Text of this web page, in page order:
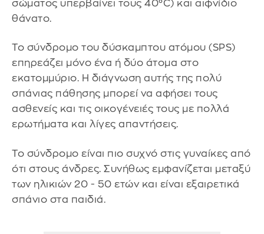
σώματος υπερβαίνει τους 40°C) και αιφνίδιο
θάνατο.
Το σύνδρομο του δύσκαμπτου ατόμου (SPS)
επηρεάζει μόνο ένα ή δύο άτομα στο
εκατομμύριο. Η διάγνωση αυτής της πολύ
σπάνιας πάθησης μπορεί να αφήσει τους
ασθενείς και τις οικογένειές τους με πολλά
ερωτήματα και λίγες απαντήσεις.
Το σύνδρομο είναι πιο συχνό στις γυναίκες από
ότι στους άνδρες. Συνήθως εμφανίζεται μεταξύ
των ηλικιών 20 - 50 ετών και είναι εξαιρετικά
σπάνιο στα παιδιά.